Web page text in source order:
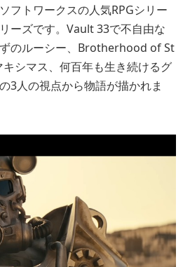
フトワークスの人気RPGシリー
ーズです。Vault 33で不自由な
のルーシー、Brotherhood of St
シマス、何百年も生き続けるグ
3人の視点から物語が描かれま